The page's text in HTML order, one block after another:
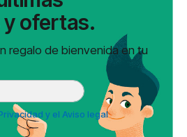
y ofertas.
regalo de bienvenida en tu
y el Aviso legal